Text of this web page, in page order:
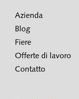
Azienda
Blog
Fiere
Offerte di lavoro
Contatto